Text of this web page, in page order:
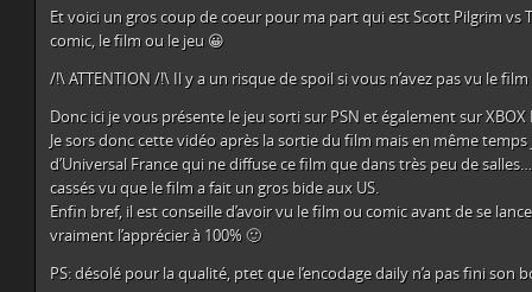
Et voici un gros coup de coeur pour ma part qui est Scott Pilgrim vs
comic, le film ou le jeu 😀
/!\ ATTENTION /!\ Il y a un risque de spoil si vous n’avez pas vu le
Donc ici je vous présente le jeu sorti sur PSN et également sur XBOX
Je sors donc cette vidéo après la sortie du film mais en même temps
d’Universal France qui ne diffuse ce film que dans très peu de
cassés vu que le film a fait un gros bide aux US.
Enfin bref, il est conseille d’avoir vu le film ou comic avant de se
vraiment l’apprécier à 100% 🙂
PS: désolé pour la qualité, ptet que l’encodage daily n’a pas fini son